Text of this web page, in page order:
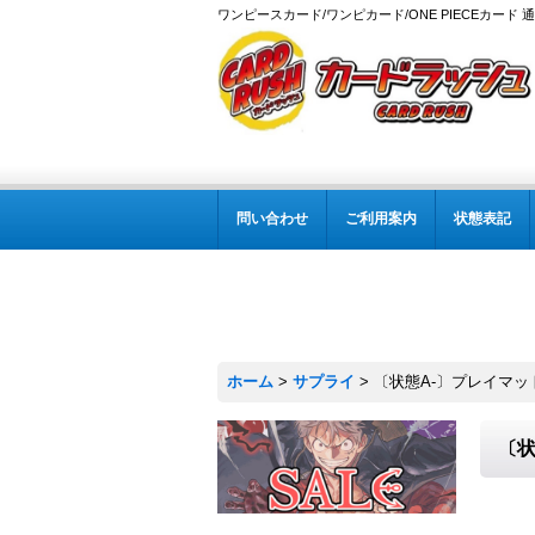
ワンピースカード/ワンピカード/ONE PIECEカード
問い合わせ ご利用案内 状態表記
ホーム > サプライ > 〔状態A-〕プレイマ
〔